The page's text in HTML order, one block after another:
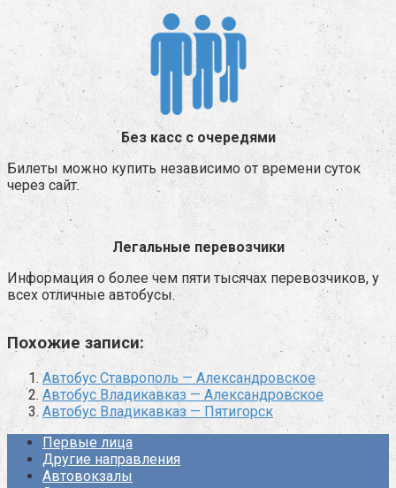
Без касс с очередями
Билеты можно купить независимо от времени суток
через сайт.
Легальные перевозчики
Информация о более чем пяти тысячах перевозчиков, у
всех отличные автобусы.
Похожие записи:
Автобус Ставрополь — Александровское
Автобус Владикавказ — Александровское
Автобус Владикавказ — Пятигорск
Первые лица
Другие направления
Автовокзалы